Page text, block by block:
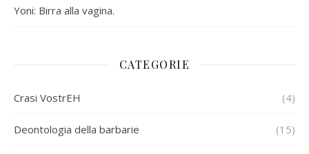
Yoni: Birra alla vagina.
CATEGORIE
Crasi VostrEH (4)
Deontologia della barbarie (15)